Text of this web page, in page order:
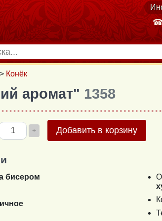
☎
> Конёк
аромат" 1358
+ Добавить в корзину
бисером